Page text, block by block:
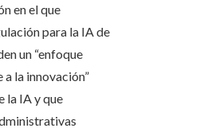
en el que
para la IA de
un “enfoque
la innovación”
la IA y que